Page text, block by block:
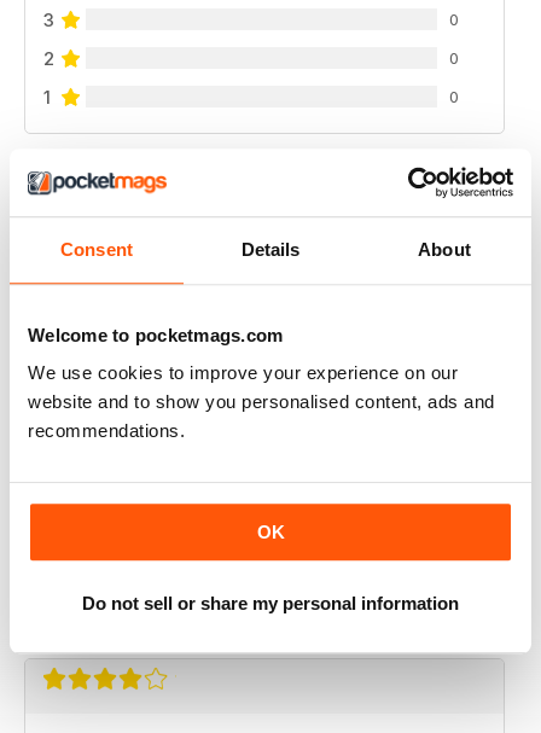
Consent Details About
Welcome to pocketmags.com
We use cookies to improve your experience on our
website and to show you personalised content, ads and
recommendations.
OK
Do not sell or share my personal information
3 0
2 0
1 0
VISUALIZZA LE RECENSIONI
Russian Motorsports Mag - fascinating insight into the
sport in Russia, Russian perspectives.
Recensito 24 novembre 2012